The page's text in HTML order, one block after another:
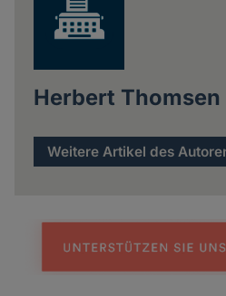
Herbert Thomsen
Weitere Artikel des